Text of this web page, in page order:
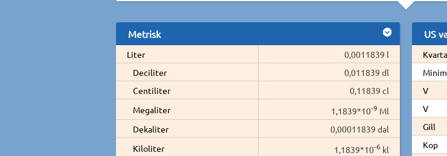
Metrisk
Liter
0,0011839 l
Deciliter
0,011839 dl
Centiliter
0,11839 cl
Megaliter
1,1839*10-9 Ml
Dekaliter
0,00011839 dal
Kiloliter
1,1839*10-6 kl
US
Minim
V
V
Gill
Kop